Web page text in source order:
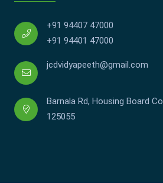
+91 94407 47000
+91 94401 47000
jcdvidyapeeth@gmail.com
Barnala Rd, Housing Board
125055